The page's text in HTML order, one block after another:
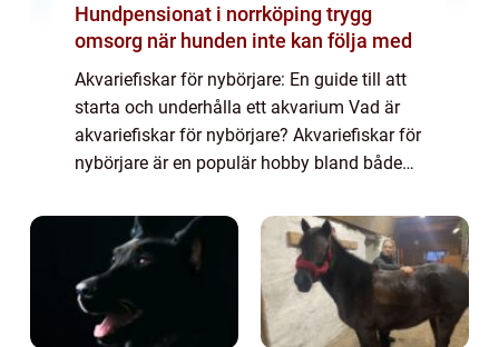
Hundpensionat i norrköping trygg
omsorg när hunden inte kan följa med
Akvariefiskar för nybörjare: En guide till att
starta och underhålla ett akvarium Vad är
akvariefiskar för nybörjare? Akvariefiskar för
nybörjare är en populär hobby bland både
bara ger estetiskt nöje utan...